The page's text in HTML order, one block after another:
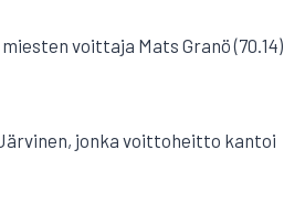
voittaja Mats Granö (70.14)
jonka voittoheitto kantoi